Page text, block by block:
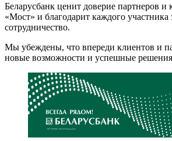
Беларусбанк ценит доверие партнеров
«Мост» и благодарит каждого участника
сотрудничество.
Мы убеждены, что впереди клиентов и
новые возможности и успешные решения